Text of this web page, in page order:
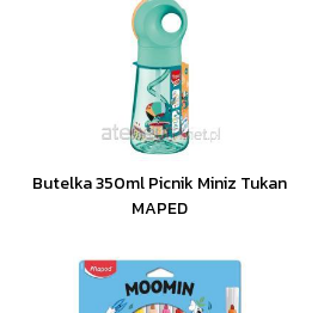
Butelka 350ml Picnik Miniz Tukan
MAPED